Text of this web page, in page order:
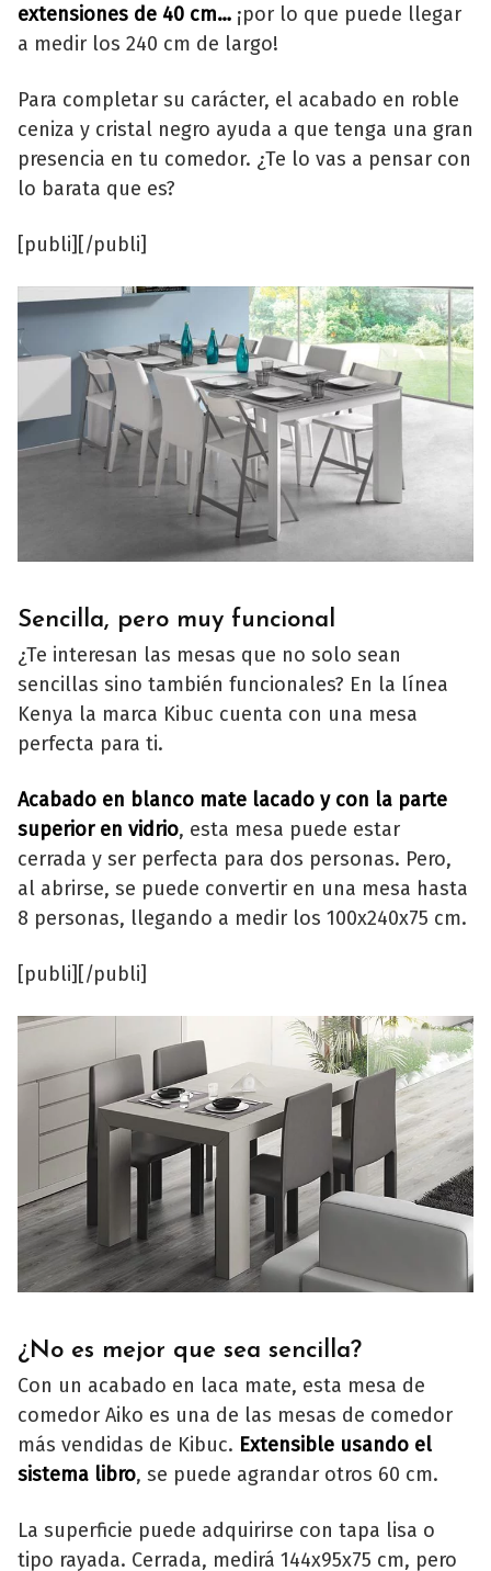
extensiones de 40 cm… ¡por lo que puede llegar
a medir los 240 cm de largo!
Para completar su carácter, el acabado en roble
ceniza y cristal negro ayuda a que tenga una gran
presencia en tu comedor. ¿Te lo vas a pensar con
lo barata que es?
[publi][/publi]
Sencilla, pero muy funcional
¿Te interesan las mesas que no solo sean
sencillas sino también funcionales? En la línea
Kenya la marca Kibuc cuenta con una mesa
perfecta para ti.
Acabado en blanco mate lacado y con la parte
superior en vidrio, esta mesa puede estar
cerrada y ser perfecta para dos personas. Pero,
al abrirse, se puede convertir en una mesa hasta
8 personas, llegando a medir los 100x240x75 cm.
[publi][/publi]
¿No es mejor que sea sencilla?
Con un acabado en laca mate, esta mesa de
comedor Aiko es una de las mesas de comedor
más vendidas de Kibuc. Extensible usando el
sistema libro, se puede agrandar otros 60 cm.
La superficie puede adquirirse con tapa lisa o
tipo rayada. Cerrada, medirá 144x95x75 cm, pero